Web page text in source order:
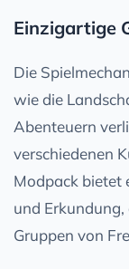
Einzigartige
Die
wie die
Abenteuern
verschiedenen
Modpack bietet
und
Gruppen von